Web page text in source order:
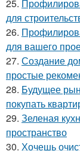
25.
для
26.
для вашего
27. Создание
простые
28. Будущее
покупать
29. Зеленая
пространство
30. Хочешь